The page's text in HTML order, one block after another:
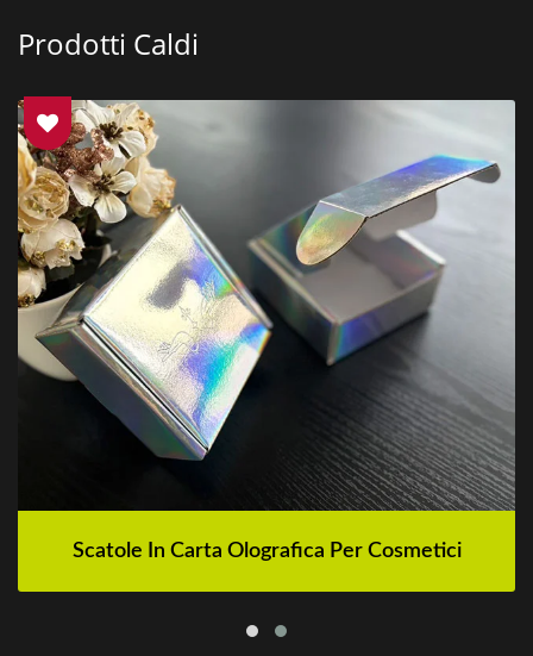
Prodotti Caldi
Scatole In Carta Olografica Per Cosmetici